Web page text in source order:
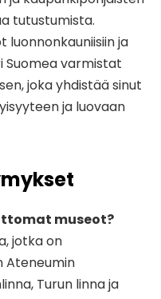
tutustumista.
luonnonkauniisiin ja
Suomea varmistat
joka yhdistää sinut
ja luovaan
museot?
jotka on
Ateneumin
Turun linna ja